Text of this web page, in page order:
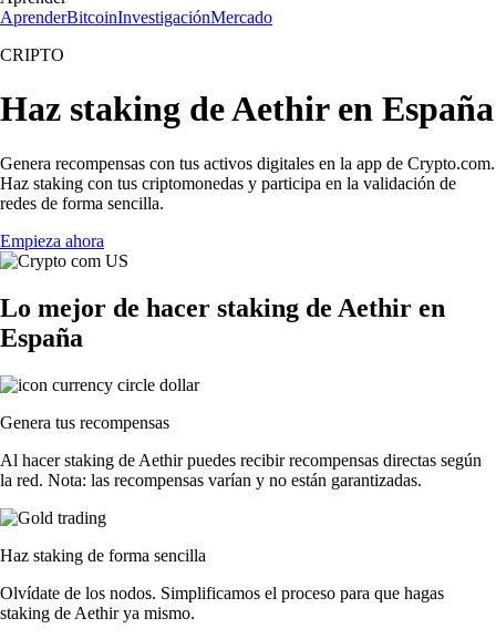
AprenderBitcoinInvestigaciónMercado
CRIPTO
Haz staking de Aethir en España
Genera recompensas con tus activos digitales en la app de Crypto.com.
Haz staking con tus criptomonedas y participa en la validación de
redes de forma sencilla.
Empieza ahora
Lo mejor de hacer staking de Aethir en
España
Genera tus recompensas
Al hacer staking de Aethir puedes recibir recompensas directas según
la red. Nota: las recompensas varían y no están garantizadas.
Haz staking de forma sencilla
Olvídate de los nodos. Simplificamos el proceso para que hagas
staking de Aethir ya mismo.